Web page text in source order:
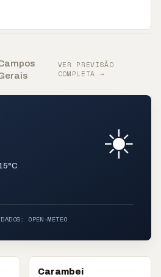
VER PREVISÃO
COMPLETA →
°C
☀️
OPEN-METEO
Carambeí